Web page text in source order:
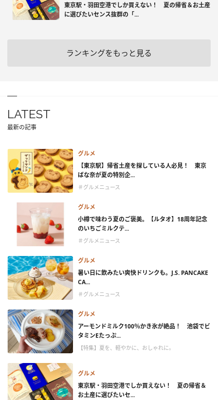
東京駅・羽田空港でしか買えない！ 夏の帰省＆お土産
に選びたいセンス抜群の「...
ランキングをもっと見る
LATEST
最新の記事
グルメ
【東京駅】帰省土産を探している人必見！ 東京
ばな奈が夏の特別企...
＃グルメニュース
グルメ
小樽で味わう夏のご褒美。【ルタオ】18周年記念
のいちごミルクテ...
＃グルメニュース
グルメ
暑い日に飲みたい爽快ドリンクも。J.S. PANCAKE
CA...
＃グルメニュース
グルメ
アーモンドミルク100％かき氷が絶品！ 池袋でビ
タミンEたっぷ...
【特集】夏を、軽やかに、おしゃれに。
グルメ
東京駅・羽田空港でしか買えない！ 夏の帰省＆
お土産に選びたいセ...